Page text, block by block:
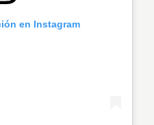
en Instagram